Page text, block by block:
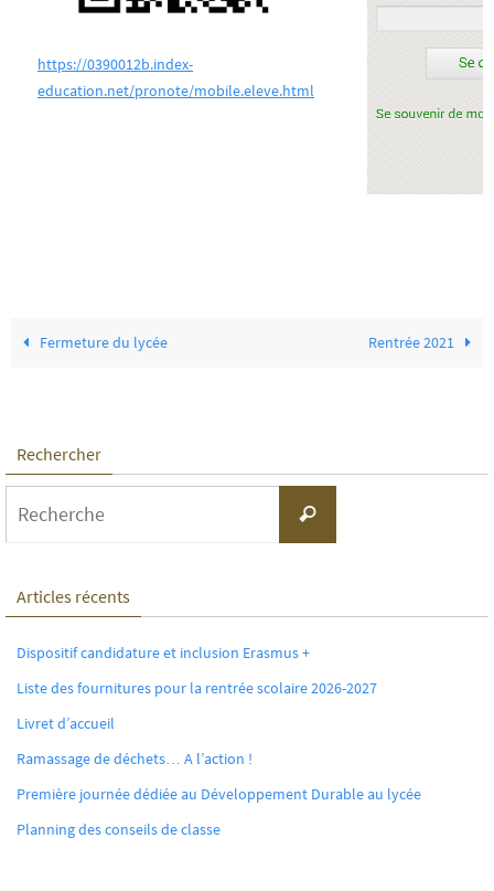
https://0390012b.index-
education.net/pronote/mobile.eleve.html
Fermeture du lycée Rentrée 2021
Rechercher
Recherche
Articles récents
Dispositif candidature et inclusion Erasmus +
Liste des fournitures pour la rentrée scolaire 2026-2027
Livret d’accueil
Ramassage de déchets… A l’action !
Première journée dédiée au Développement Durable au lycée
Planning des conseils de classe